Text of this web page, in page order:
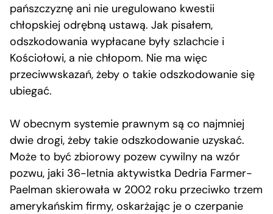
pańszczyznę ani nie uregulowano kwestii
chłopskiej odrębną ustawą. Jak pisałem,
odszkodowania wypłacane były szlachcie i
Kościołowi, a nie chłopom. Nie ma więc
przeciwwskazań, żeby o takie odszkodowanie się
ubiegać.
W obecnym systemie prawnym są co najmniej
dwie drogi, żeby takie odszkodowanie uzyskać.
Może to być zbiorowy pozew cywilny na wzór
pozwu, jaki 36-letnia aktywistka Dedria Farmer-
Paelman skierowała w 2002 roku przeciwko trzem
amerykańskim firmy, oskarżając je o czerpanie